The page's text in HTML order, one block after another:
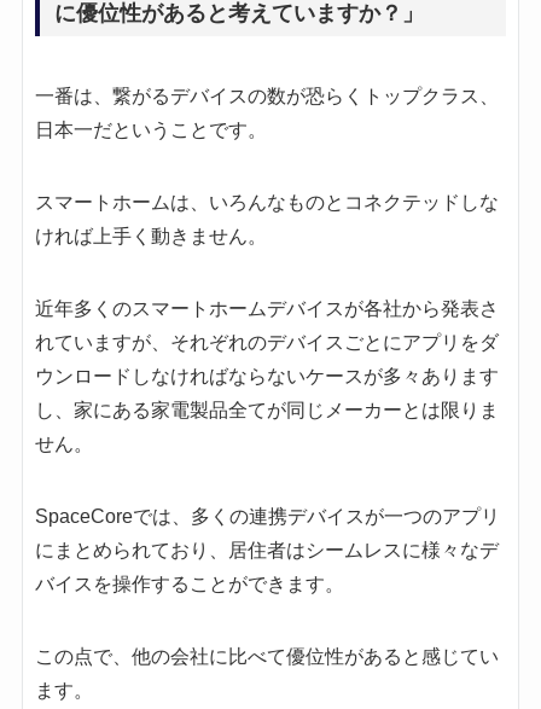
に優位性があると考えていますか？」
一番は、繋がるデバイスの数が恐らくトップクラス、
日本一だということです。
スマートホームは、いろんなものとコネクテッドしな
ければ上手く動きません。
近年多くのスマートホームデバイスが各社から発表さ
れていますが、それぞれのデバイスごとにアプリをダ
ウンロードしなければならないケースが多々あります
し、家にある家電製品全てが同じメーカーとは限りま
せん。
SpaceCoreでは、多くの連携デバイスが一つのアプリ
にまとめられており、居住者はシームレスに様々なデ
バイスを操作することができます。
この点で、他の会社に比べて優位性があると感じてい
ます。